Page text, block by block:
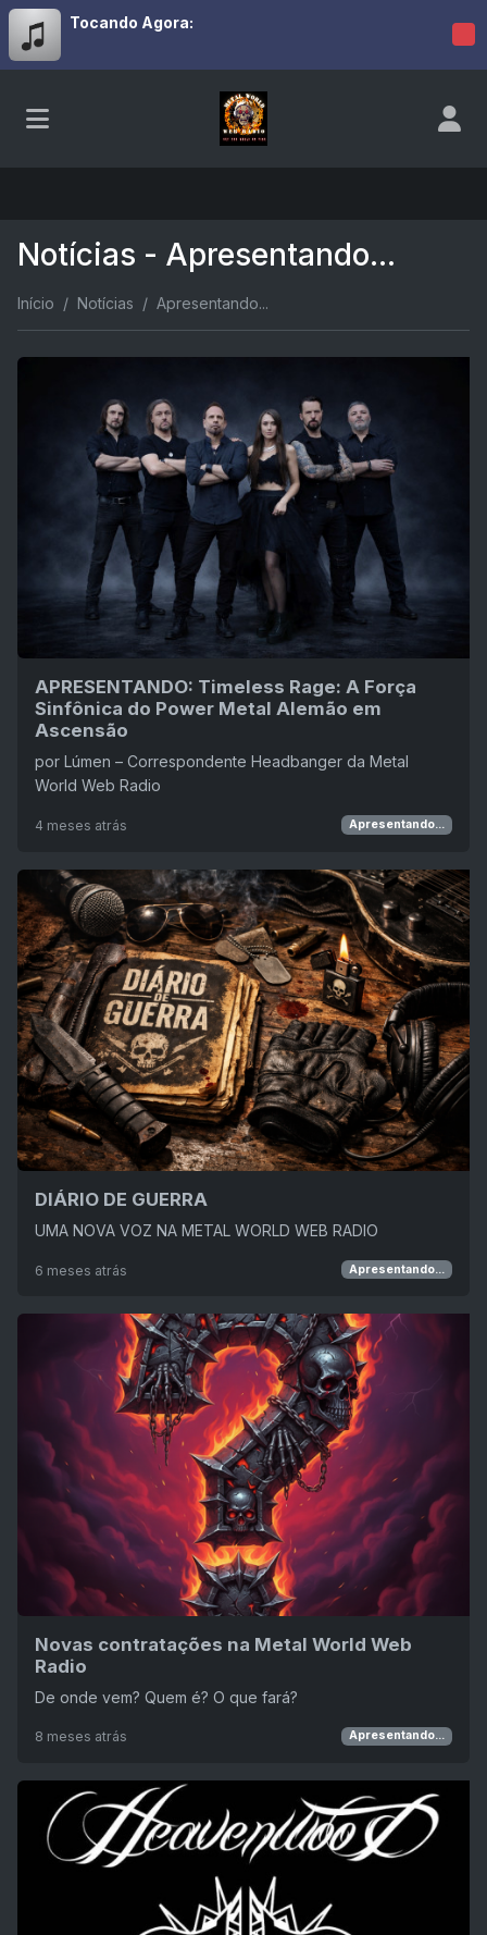
Tocando Agora:
Notícias - Apresentando...
Início Notícias Apresentando...
APRESENTANDO: Timeless Rage: A Força
Sinfônica do Power Metal Alemão em
Ascensão
por Lúmen – Correspondente Headbanger da Metal
World Web Radio
4 meses atrás Apresentando...
DIÁRIO DE GUERRA
UMA NOVA VOZ NA METAL WORLD WEB RADIO
6 meses atrás Apresentando...
Novas contratações na Metal World Web
Radio
De onde vem? Quem é? O que fará?
8 meses atrás Apresentando...